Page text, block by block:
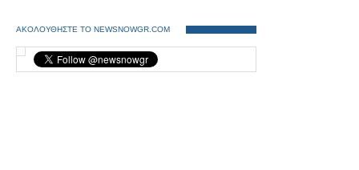
ΑΚΟΛΟΥΘΗΣΤΕ ΤΟ NEWSNOWGR.COM